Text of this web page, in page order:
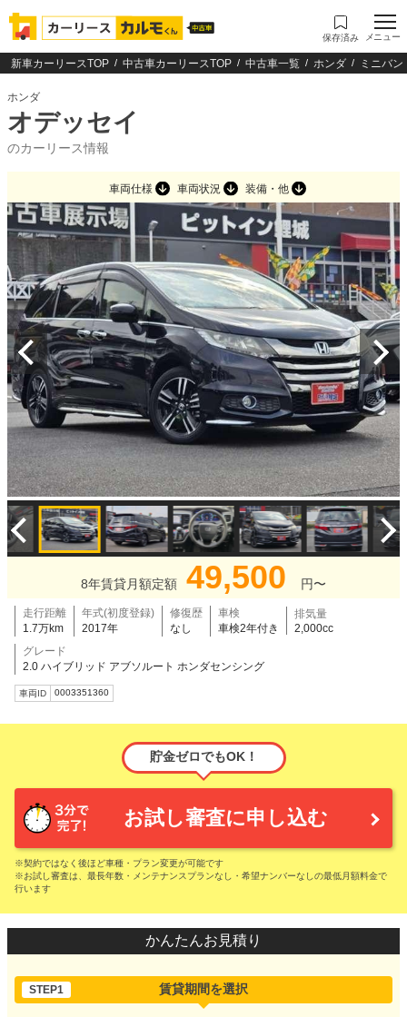
保存済み メニュー
新車カーリースTOP 中古車カーリースTOP 中古車一覧 ホンダ ミニバ
ホンダ
オデッセイ
のカーリース情報
車両仕様 車両状況 装備・他
8年賃貸月額定額 49,500 円〜
走行距離
1.7万km
年式(初度登録)
2017年
修復歴
なし
車検
車検2年付き
排気量
2,000cc
グレード
2.0 ハイブリッド アブソルート ホンダセンシング
車両ID 0003351360
貯金ゼロでもOK！
お試し審査に申し込む
※契約ではなく後ほど車種・プラン変更が可能です
※お試し審査は、最長年数・メンテナンスプランなし・希望ナンバーなしの最低月額料金で
行います
かんたんお見積り
STEP1 賃貸期間を選択